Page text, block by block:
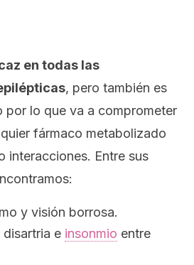
en todas las
, pero también es
por lo que va a comprometer
fármaco metabolizado
interacciones. Entre sus
y visión borrosa.
disartria e insonmio entre